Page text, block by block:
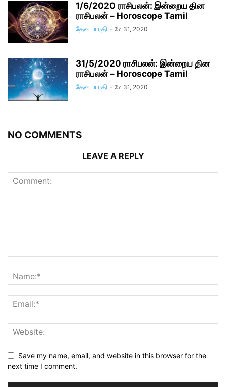
1/6/2020 ராசிபலன்: இன்றைய தின
ராசிபலன் – Horoscope Tamil
தேவ பாரதி - மே 31, 2020
31/5/2020 ராசிபலன்: இன்றைய தின
ராசிபலன் – Horoscope Tamil
தேவ பாரதி - மே 31, 2020
NO COMMENTS
LEAVE A REPLY
Save my name, email, and website in this browser for the
next time I comment.